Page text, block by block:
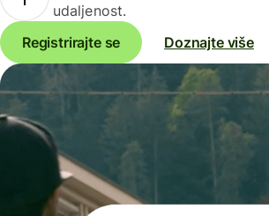
udaljenost.
Registrirajte se
Doznajte više